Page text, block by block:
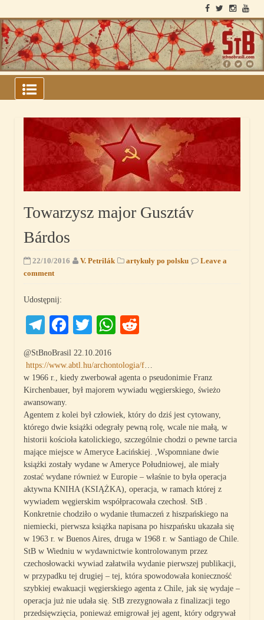
to
content
ARQUIVOS DO BLOCO
SOVIÉTICO
Towarzysz major Gusztáv
Bárdos
22/10/2016 V. Petrilák artykuły po polsku
Leave a
comment
Udostępnij:
Telegram
Facebook
TwitterWhatsApp
@StBnoBrasil 22.10.2016
https://www.abtl.hu/archontologia/f…
w 1966 r., kiedy zwerbował agenta o pseudonimie Franz
Kirchenbauer, był majorem wywiadu węgierskiego, świeżo
awansowany.
Agentem z kolei był człowiek, który do dziś jest cytowany,
którego dwie książki odegrały pewną rolę, wcale nie małą, w
historii kościoła katolickiego, szczególnie chodzi o pewne tarcia
mające miejsce w Ameryce Łacińskiej. ,Wspomniane dwie
książki zostały wydane w Ameryce Południowej, ale miały
zostać wydane również w Europie – właśnie to była operacja
aktywna KNIHA (KSIĄŻKA), operacja, w ramach której z
wywiadem węgierskim współpracowała czechosł. StB .
Konkretnie chodziło o wydanie tłumaczeń z hiszpańskiego na
niemiecki, pierwsza książka napisana po hiszpańsku ukazała się
w 1963 r. w Buenos Aires, druga w 1968 r. w Santiago de Chile.
StB w Wiedniu w wydawnictwie kontrolowanym przez
czechosłowacki wywiad załatwiła wydanie pierwszej publikacji,
w przypadku tej drugiej – tej, która spowodowała konieczność
szybkiej ewakuacji węgierskiego agenta z Chile, jak się wydaje –
operacja już nie udała się. StB zrezygnowała z finalizacji tego
przedsięwzięcia, ponieważ emigrował jej agent, który odgrywał